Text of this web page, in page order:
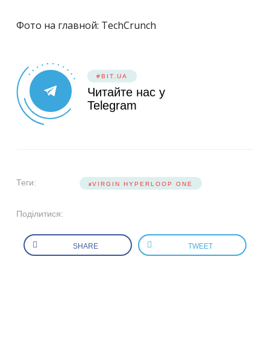
Фото на главной: TechCrunch
#BIT.UA
Читайте нас у
Telegram
Теги: VIRGIN HYPERLOOP ONE
Поділитися:
SHARE TWEET